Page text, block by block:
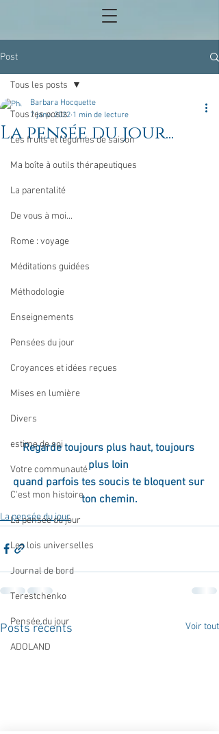
Post
Tous les posts
Les fruits et légumes de saison
Ma boîte à outils thérapeutiques
La parentalité
De vous à moi...
Rome : voyage
Méditations guidées
Méthodologie
Enseignements
Pensées du jour
Croyances et idées reçues
Mises en lumière
Divers
estime de soi
Votre communauté
C'est mon histoire
La pensée du jour
Les lois universelles
Journal de bord
Terestchenko
Pensée du jour
ADOLAND
Tous les posts
La pensée du jour...
Barbara Hocquette
7 janv. 2022 1 min de lecture
Regarde toujours plus haut, toujours
plus loin
quand parfois tes soucis te bloquent sur
ton chemin.
La pensée du jour
Posts récents Voir tout